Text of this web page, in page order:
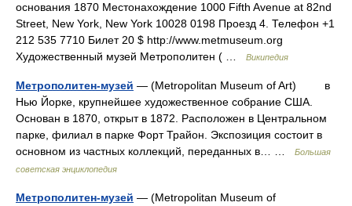
основания 1870 Местонахождение 1000 Fifth Avenue at 82nd
Street, New York, New York 10028 0198 Проезд 4. Телефон +1
212 535 7710 Билет 20 $ http://www.metmuseum.org
Художественный музей Метрополитен ( …
Википедия
Метрополитен-музей — (Metropolitan Museum of Art) в
Нью Йорке, крупнейшее художественное собрание США.
Основан в 1870, открыт в 1872. Расположен в Центральном
парке, филиал в парке Форт Трайон. Экспозиция состоит в
основном из частных коллекций, переданных в… …
Большая
советская энциклопедия
Метрополитен-музей — (Metropolitan Museum of